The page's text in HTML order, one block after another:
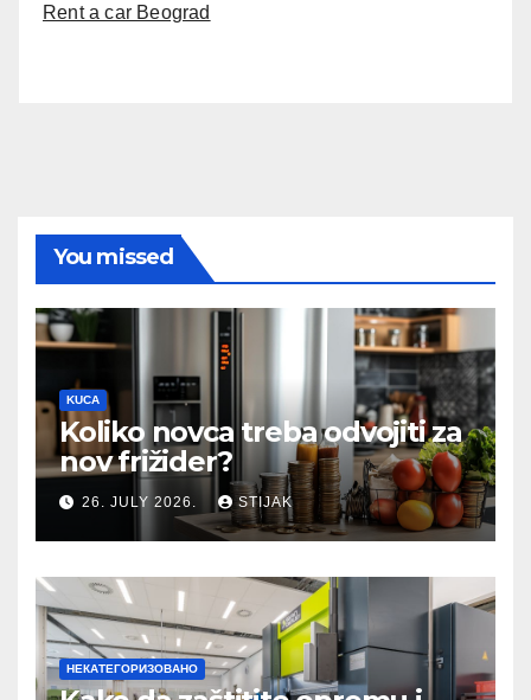
Rent a car Beograd
You missed
KUCA
Koliko novca treba odvojiti za
nov frižider?
26. JULY 2026. STIJAK
НЕКАТЕГОРИЗОВАНО